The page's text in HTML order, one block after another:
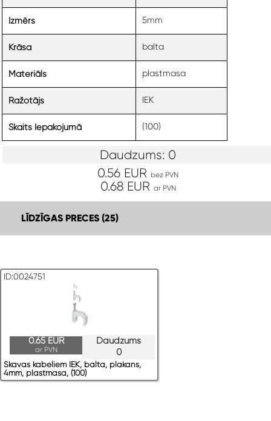
Izmērs 5mm
Krāsa balta
Materiāls plastmasa
Ražotājs IEK
Skaits Iepakojumā (100)
Daudzums: 0
0.56 EUR bez PVN
0.68 EUR ar PVN
LĪDZĪGAS PRECES (25)
ID:0024751
Daudzums
0
0.65 EUR
ar PVN
Skavas kabeļiem IEK, balta, plakans,
4mm, plastmasa, (100)